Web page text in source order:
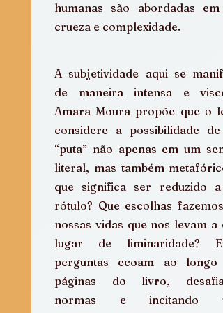
humanas são abordadas em
crueza e complexidade.
A subjetividade aqui se
de maneira intensa e
Amara Moura propõe que o
considere a possibilidade de
“puta” não apenas em um
literal, mas também
que significa ser reduzido a
rótulo? Que escolhas fazemos
nossas vidas que nos levam a
lugar de liminaridade?
perguntas ecoam ao longo
páginas do livro,
normas e incitando